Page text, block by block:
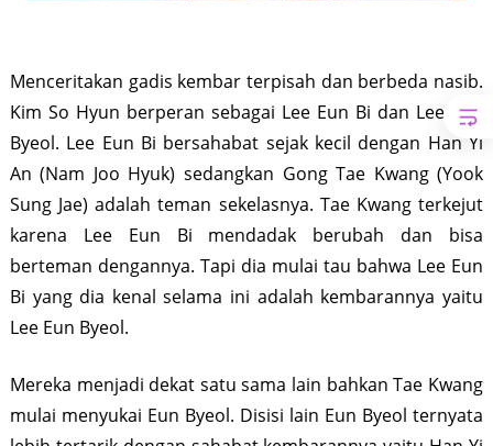
Menceritakan gadis kembar terpisah dan berbeda nasib.
Kim So Hyun berperan sebagai Lee Eun Bi dan Lee Eun
Byeol. Lee Eun Bi bersahabat sejak kecil dengan Han Yi
An (Nam Joo Hyuk) sedangkan Gong Tae Kwang (Yook
Sung Jae) adalah teman sekelasnya. Tae Kwang terkejut
karena Lee Eun Bi mendadak berubah dan bisa
berteman dengannya. Tapi dia mulai tau bahwa Lee Eun
Bi yang dia kenal selama ini adalah kembarannya yaitu
Lee Eun Byeol.
Mereka menjadi dekat satu sama lain bahkan Tae Kwang
mulai menyukai Eun Byeol. Disisi lain Eun Byeol ternyata